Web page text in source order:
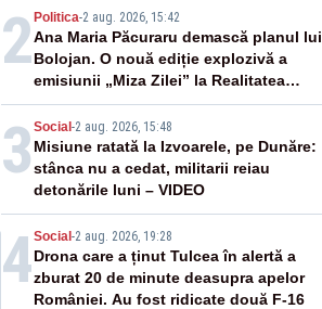
2 Politica-2 aug. 2026, 15:42
Ana Maria Păcuraru demască planul lui
Bolojan. O nouă ediție explozivă a
emisiunii „Miza Zilei” la Realitatea
PLUS
3 Social -2 aug. 2026, 15:48
Misiune ratată la Izvoarele, pe Dunăre:
stânca nu a cedat, militarii reiau
detonările luni – VIDEO
4Social -2 aug. 2026, 19:28
Drona care a ținut Tulcea în alertă a
zburat 20 de minute deasupra apelor
României. Au fost ridicate două F-16